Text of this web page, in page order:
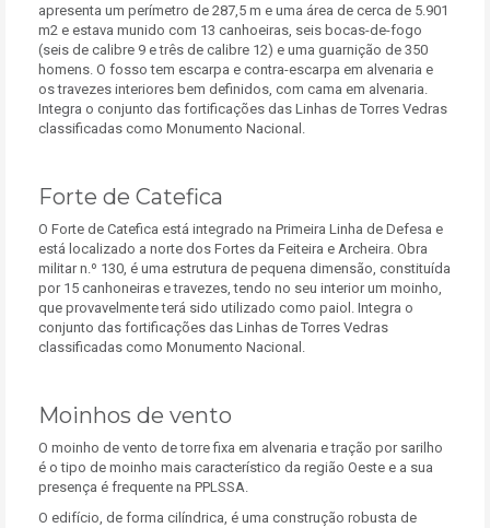
apresenta um perímetro de 287,5 m e uma área de cerca de 5.901
m2 e estava munido com 13 canhoeiras, seis bocas-de-fogo
(seis de calibre 9 e três de calibre 12) e uma guarnição de 350
homens. O fosso tem escarpa e contra-escarpa em alvenaria e
os travezes interiores bem definidos, com cama em alvenaria.
Integra o conjunto das fortificações das Linhas de Torres Vedras
classificadas como Monumento Nacional.
Forte de Catefica
O Forte de Catefica está integrado na Primeira Linha de Defesa e
está localizado a norte dos Fortes da Feiteira e Archeira. Obra
militar n.º 130, é uma estrutura de pequena dimensão, constituída
por 15 canhoneiras e travezes, tendo no seu interior um moinho,
que provavelmente terá sido utilizado como paiol. Integra o
conjunto das fortificações das Linhas de Torres Vedras
classificadas como Monumento Nacional.
Moinhos de vento
O moinho de vento de torre fixa em alvenaria e tração por sarilho
é o tipo de moinho mais característico da região Oeste e a sua
presença é frequente na PPLSSA.
O edifício, de forma cilíndrica, é uma construção robusta de